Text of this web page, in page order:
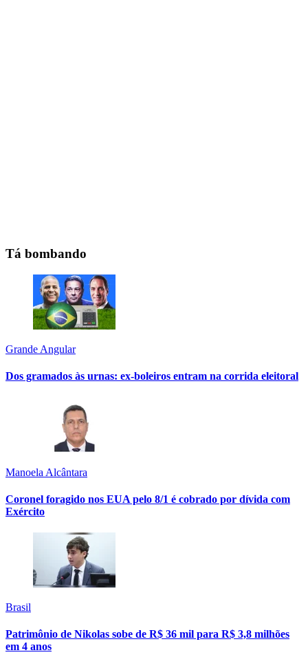
Tá bombando
Grande Angular
Dos gramados às urnas: ex-boleiros entram na corrida eleitoral
Manoela Alcântara
Coronel foragido nos EUA pelo 8/1 é cobrado por dívida com
Exército
Brasil
Patrimônio de Nikolas sobe de R$ 36 mil para R$ 3,8 milhões
em 4 anos